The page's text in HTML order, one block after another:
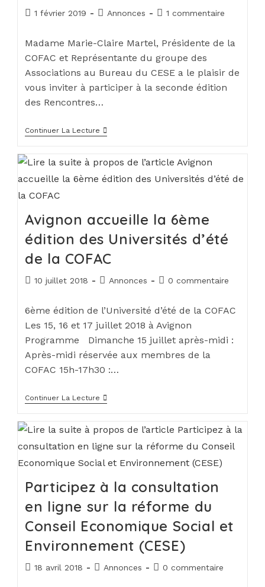
1 février 2019 Annonces 1 commentaire
Madame Marie-Claire Martel, Présidente de la
COFAC et Représentante du groupe des
Associations au Bureau du CESE a le plaisir de
vous inviter à participer à la seconde édition
des Rencontres…
Continuer La Lecture
Avignon accueille la 6ème
édition des Universités d’été
de la COFAC
10 juillet 2018 Annonces 0 commentaire
6ème édition de l’Université d’été de la COFAC
Les 15, 16 et 17 juillet 2018 à Avignon
Programme Dimanche 15 juillet après-midi :
Après-midi réservée aux membres de la
COFAC 15h-17h30 :…
Continuer La Lecture
Participez à la consultation
en ligne sur la réforme du
Conseil Economique Social et
Environnement (CESE)
18 avril 2018 Annonces 0 commentaire